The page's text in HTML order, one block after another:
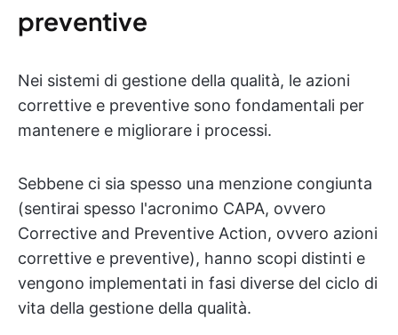
preventive
Nei sistemi di gestione della qualità, le azioni
correttive e preventive sono fondamentali per
mantenere e migliorare i processi.
Sebbene ci sia spesso una menzione congiunta
(sentirai spesso l'acronimo CAPA, ovvero
Corrective and Preventive Action, ovvero azioni
correttive e preventive), hanno scopi distinti e
vengono implementati in fasi diverse del ciclo di
vita della gestione della qualità.